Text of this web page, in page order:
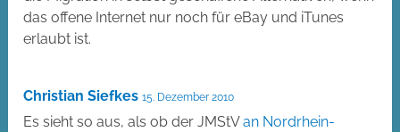
das offene Internet nur noch für eBay und iTunes
erlaubt ist.
Christian Siefkes 15. Dezember 2010
Es sieht so aus, als ob der JMStVan Nordrhein-